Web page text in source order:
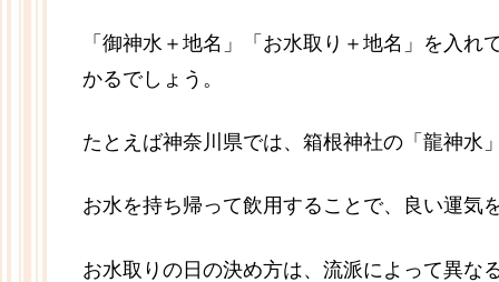
「御神水＋地名」「お水取り＋地名」を入
かるでしょう。
たとえば神奈川県では、箱根神社の「龍神水
お水を持ち帰って飲用することで、良い運気
お水取りの日の決め方は、流派によって異な